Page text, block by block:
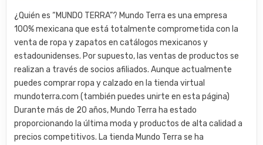
¿Quién es “MUNDO TERRA”? Mundo Terra es una empresa
100% mexicana que está totalmente comprometida con la
venta de ropa y zapatos en catálogos mexicanos y
estadounidenses. Por supuesto, las ventas de productos se
realizan a través de socios afiliados. Aunque actualmente
puedes comprar ropa y calzado en la tienda virtual
mundoterra.com (también puedes unirte en esta página)
Durante más de 20 años, Mundo Terra ha estado
proporcionando la última moda y productos de alta calidad a
precios competitivos. La tienda Mundo Terra se ha